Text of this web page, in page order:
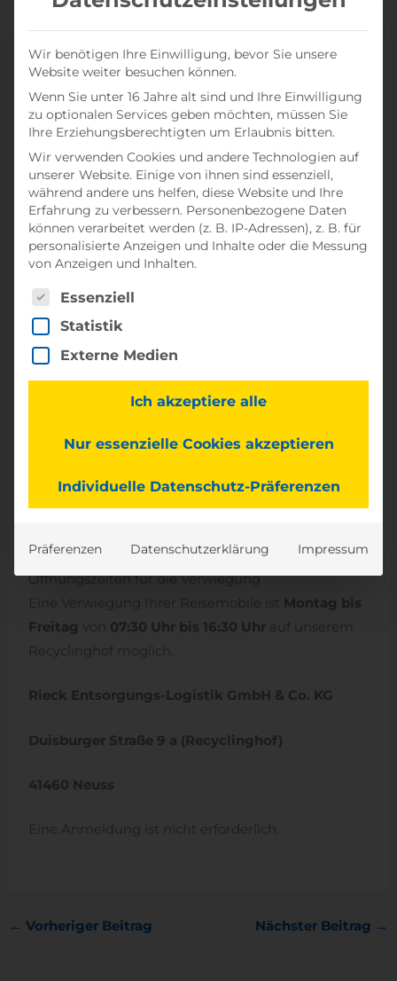
sind?
Reisemobile wiegen lassen
Oft wird das zulässige Gesamtgewicht überhaupt
nicht berücksichtigt und das Fahrzeug wird
schneller als erwartet überladen, was nicht nur die
eigene Sicherheit, sondern auch die anderer
Verkehrsteilnehmer gefährdet. Darüber hinaus
können Bußgelder verhängt werden. Wir
wiegen.
Damit Ihre Urlaubsreise ohne böse
wir Ihnen die Möglichkeit, Ihren Wohnwagen oder
Recyclinghofim Neusser Hafen wiegen zu lassen.
Das Wiegen von Wohnmobilen ist für alle aus den
Regionen Düsseldorf, Neuss, Kaarst, Dormagen,
Öffnungszeiten für die Verwiegung
Eine Verwiegung Ihrer Reisemobile ist
Montag bis
Freitag von 07:30 Uhr bis 16:30 Uhr auf unserem
Recyclinghof möglich.
Rieck Entsorgungs-Logistik GmbH & Co. KG
Duisburger Straße 9 a (Recyclinghof)
41460 Neuss
Eine Anmeldung ist nicht erforderlich.
← Vorheriger Beitrag Nächster Beitrag →
Wir benötigen Ihre Einwilligung, bevor Sie unsere
Website weiter besuchen können.
Wenn Sie unter 16 Jahre alt sind und Ihre Einwilligung
zu optionalen Services geben möchten, müssen Sie
Ihre Erziehungsberechtigten um Erlaubnis bitten.
Wir verwenden Cookies und andere Technologien auf
unserer Website. Einige von ihnen sind essenziell,
während andere uns helfen, diese Website und Ihre
Erfahrung zu verbessern. Personenbezogene Daten
können verarbeitet werden (z. B. IP-Adressen), z. B. für
personalisierte Anzeigen und Inhalte oder die Messung
von Anzeigen und Inhalten.
Es folgt eine Liste der Service-Gruppen, für die eine
Essenziell
Statistik
Externe Medien
Ich akzeptiere alle
Nur essenzielle Cookies akzeptieren
Individuelle Datenschutz-Präferenzen
Präferenzen Datenschutzerklärung Impressum